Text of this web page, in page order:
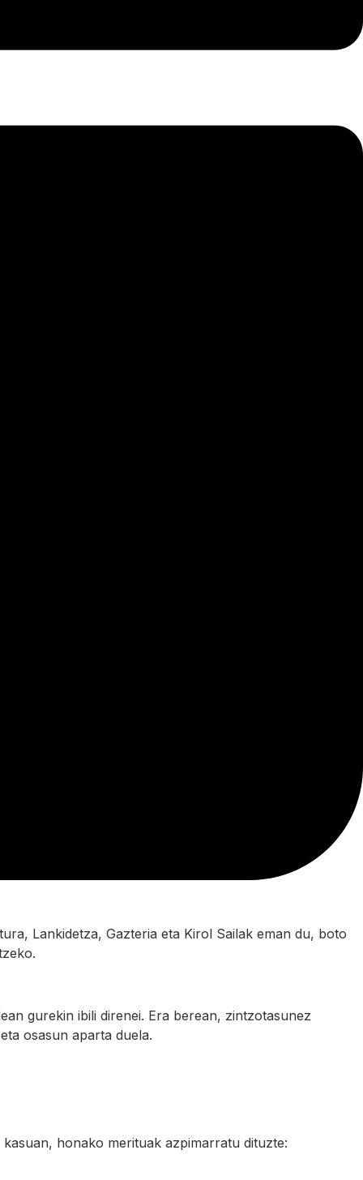
Lankidetza, Gazteria eta Kirol Sailak eman du, boto
gurekin ibili direnei. Era berean, zintzotasunez
osasun aparta duela.
honako merituak azpimarratu dituzte: